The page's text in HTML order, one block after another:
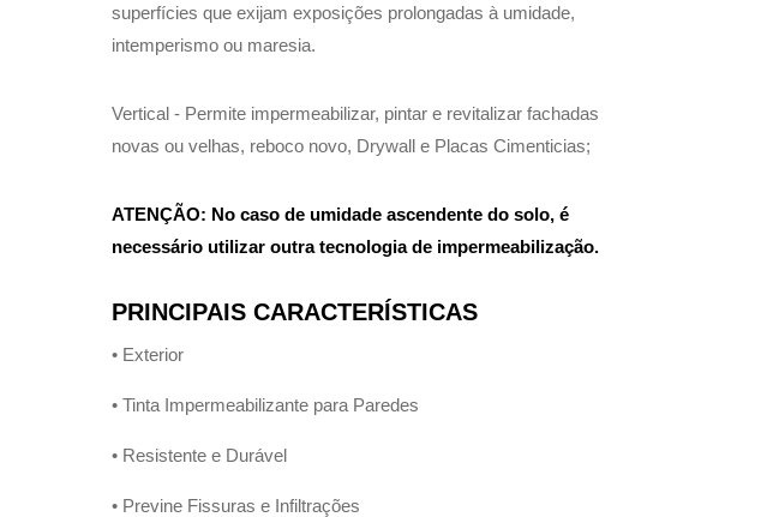
superfícies que exijam exposições prolongadas à umidade,
intemperismo ou maresia.
Vertical - Permite impermeabilizar, pintar e revitalizar fachadas
novas ou velhas, reboco novo, Drywall e Placas Cimenticias;
ATENÇÃO: No caso de umidade ascendente do solo, é
necessário utilizar outra tecnologia de impermeabilização.
PRINCIPAIS CARACTERÍSTICAS
• Exterior
• Tinta Impermeabilizante para Paredes
• Resistente e Durável
• Previne Fissuras e Infiltrações